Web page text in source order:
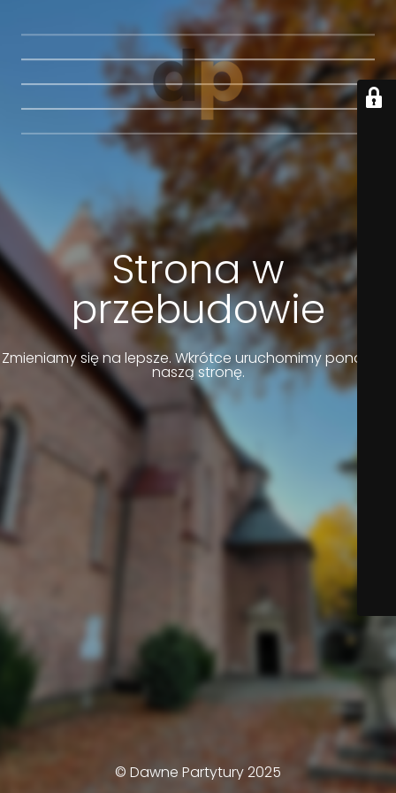
Strona w
przebudowie
Zmieniamy się na lepsze. Wkrótce uruchomimy ponownie
naszą stronę.
© Dawne Partytury 2025